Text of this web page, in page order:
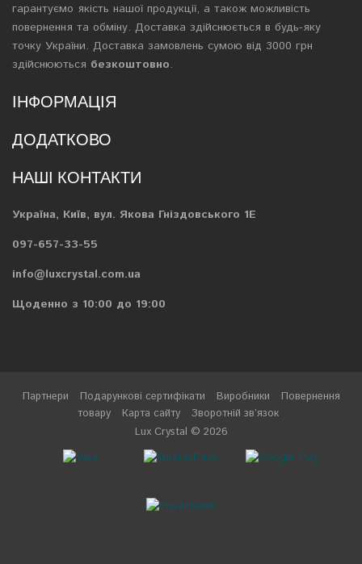
гарантуємо якість нашої продукції, а також можливість
повернення та обміну. Доставка здійснюється в будь-яку
точку України. Доставка замовлень сумою від 3000 грн
здійснюються безкоштовно.
ІНФОРМАЦІЯ
ДОДАТКОВО
НАШІ КОНТАКТИ
Україна, Київ, вул. Якова Гніздовського 1Е
097-657-33-55
info@luxcrystal.com.ua
Щоденно з 10:00 до 19:00
Партнери Подарункові сертифікати Виробники
Повернення
товару
Карта сайту
Зворотній зв’язок
Lux Crystal © 2026